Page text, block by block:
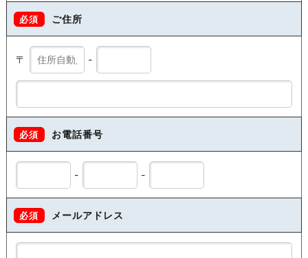
必須 ご住所
〒 -
必須 お電話番号
- -
必須 メールアドレス